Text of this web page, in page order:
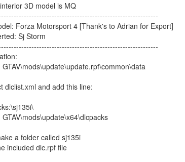
3D model is MQ
Forza Motorsport 4 [Thank's to Adrian for Export]
Sj Storm
GTAV\mods\update\update.rpf\common\data
dlclist.xml and add this line:
GTAV\mods\update\x64\dlcpacks
a folder called sj135i
included dlc.rpf file